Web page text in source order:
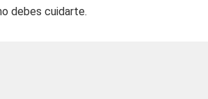
debes cuidarte.